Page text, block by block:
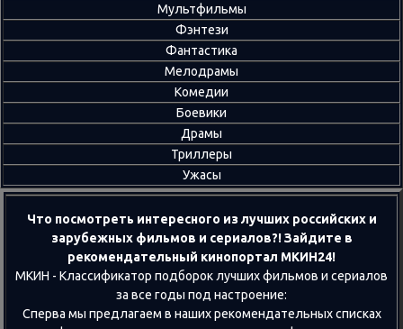
Мультфильмы
Фэнтези
Фантастика
Мелодрамы
Комедии
Боевики
Драмы
Триллеры
Ужасы
Что посмотреть интересного из лучших российских и
зарубежных фильмов и сериалов?! Зайдите в
рекомендательный кинопортал МКИН24!
МКИН - Классификатор подборок лучших фильмов и сериалов
за все годы под настроение:
Сперва мы предлагаем в наших рекомендательных списках